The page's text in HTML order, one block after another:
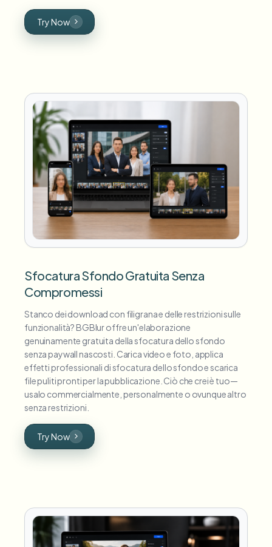
Try Now
Sfocatura Sfondo Gratuita Senza
Compromessi
Stanco dei download con filigrana e delle restrizioni sulle
funzionalità? BGBlur offre un'elaborazione
genuinamente gratuita della sfocatura dello sfondo
senza paywall nascosti. Carica video e foto, applica
effetti professionali di sfocatura dello sfondo e scarica
file puliti pronti per la pubblicazione. Ciò che crei è tuo—
usalo commercialmente, personalmente o ovunque altro
senza restrizioni.
Try Now